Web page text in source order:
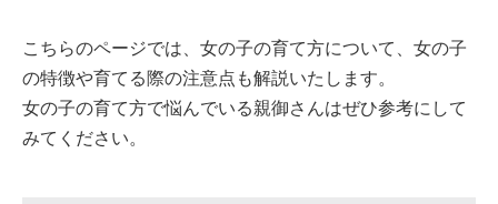
こちらのページでは、女の子の育て方について、女の子
の特徴や育てる際の注意点も解説いたします。
女の子の育て方で悩んでいる親御さんはぜひ参考にして
みてください。